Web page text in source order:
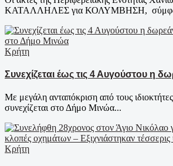
ΚΑΤΑΛΛΗΛΕΣ για ΚΟΛΥΜΒΗΣΗ,
Κρήτη
Συνεχίζεται έως τις 4 Αυγούστου η
Με μεγάλη ανταπόκριση από τους
συνεχίζεται στο Δήμο Μινώα...
Κρήτη